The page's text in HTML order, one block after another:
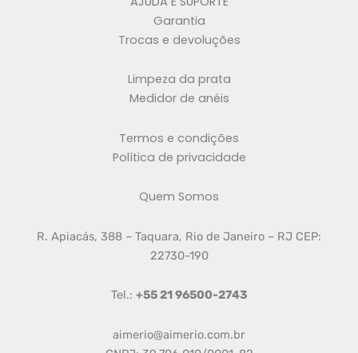
Garantia
Trocas e devoluções
Limpeza da prata
Medidor de anéis
Termos e condições
Política de privacidade
Quem Somos
R. Apiacás, 388 – Taquara, Rio de Janeiro – RJ CEP:
22730-190
Tel.: +55 21 96500-2743
aimerio@aimerio.com.br